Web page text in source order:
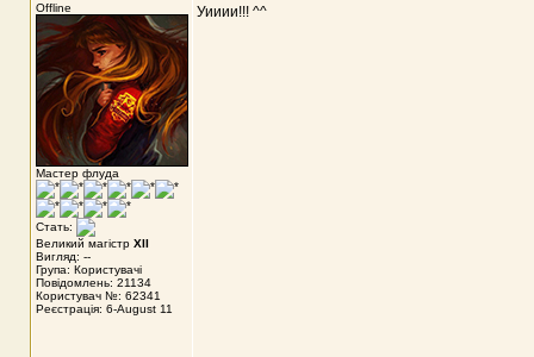
Offline
Мастер флуда
Стать:
Великий магістр XII
Вигляд: --
Група: Користувачі
Повідомлень: 21134
Користувач №: 62341
Реєстрація: 6-August 11
Уииии!!! ^^